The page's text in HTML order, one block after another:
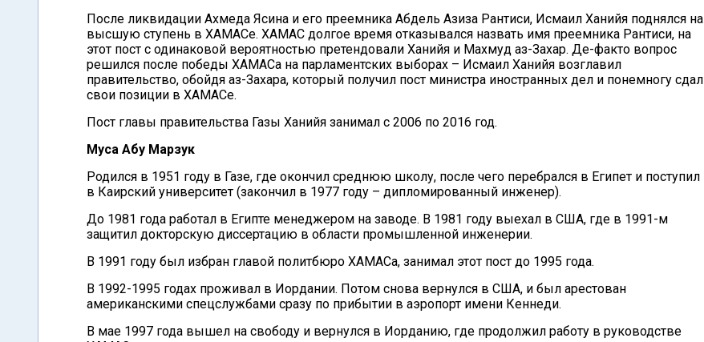
После ликвидации Ахмеда Ясина и его преемника Абдель Азиза Рантиси, Исмаил Ханийя поднялся на
высшую ступень в ХАМАСе. ХАМАС долгое время отказывался назвать имя преемника Рантиси, на
этот пост с одинаковой вероятностью претендовали Ханийя и Махмуд аз-Захар. Де-факто вопрос
решился после победы ХАМАСа на парламентских выборах – Исмаил Ханийя возглавил
правительство, обойдя аз-Захара, который получил пост министра иностранных дел и понемногу сдал
свои позиции в ХАМАСе.
Пост главы правительства Газы Ханийя занимал с 2006 по 2016 год.
Муса Абу Марзук
Родился в 1951 году в Газе, где окончил среднюю школу, после чего перебрался в Египет и поступил
в Каирский университет (закончил в 1977 году – дипломированный инженер).
До 1981 года работал в Египте менеджером на заводе. В 1981 году выехал в США, где в 1991-м
защитил докторскую диссертацию в области промышленной инженерии.
В 1991 году был избран главой политбюро ХАМАСа, занимал этот пост до 1995 года.
В 1992-1995 годах проживал в Иордании. Потом снова вернулся в США, и был арестован
американскими спецслужбами сразу по прибытии в аэропорт имени Кеннеди.
В мае 1997 года вышел на свободу и вернулся в Иорданию, где продолжил работу в руководстве